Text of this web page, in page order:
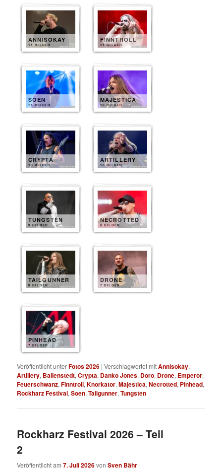
ANNISOKAY
11 BILDER
FINNTROLL
11 BILDER
SOEN
11 BILDER
MAJESTICA
10 BILDER
CRYPTA
10 BILDER
ARTILLERY
10 BILDER
TUNGSTEN
9 BILDER
NECROTTED
8 BILDER
TAILGUNNER
8 BILDER
DRONE
7 BILDER
PINHEAD
7 BILDER
Veröffentlicht unterFotos 2026 |Verschlagwortet mitAnnisokay,
Artillery, Ballenstedt,Crypta, Danko Jones, Doro, Drone, Emperor,
Feuerschwanz,Finntroll,Knorkator,Majestica,Necrotted, Pinhead,
Rockharz Festival,Soen,Tailgunner,Tungsten
Rockharz Festival 2026 – Teil
2
Veröffentlicht am7. Juli 2026vonSven Bähr